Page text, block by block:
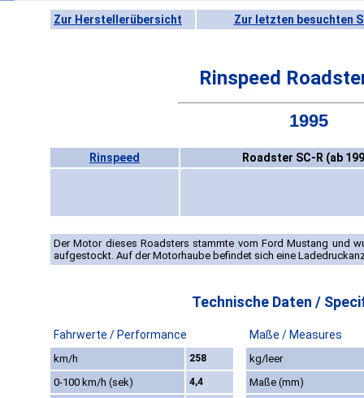
Zur Herstellerübersicht Zur letzten besuchten
Rinspeed
1995
Rinspeed Roadster SC-R (ab
Der Motor dieses Roadsters stammte vom Ford Mustang und
aufgestockt. Auf der Motorhaube befindet sich eine
Technische Daten /
Fahrwerte / Performance Maße / Measures
km/h 258
kg/leer
0-100 km/h (sek)
4,4
Maße (mm)